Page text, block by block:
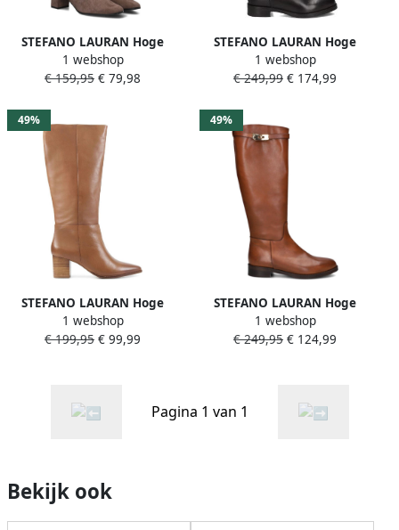
STEFANO LAURAN Hoge
Laarzen Dames 75517-21
Maat: 37 Materiaal: Suède
1 webshop
€ 159,95 € 79,98
STEFANO LAURAN Hoge
Laarzen Dames Soubane
Maat: 42 Materiaal: Leer
1 webshop
€ 249,99 € 174,99
49%
STEFANO LAURAN Hoge
Laarzen Dames S3111.
Maat: 38 Materiaal: Leer
1 webshop
€ 199,95 € 99,99
49%
STEFANO LAURAN Hoge
Laarzen Dames S3099.
Maat: 36 Materiaal: Leer
1 webshop
€ 249,95 € 124,99
Pagina 1 van 1
Bekijk ook